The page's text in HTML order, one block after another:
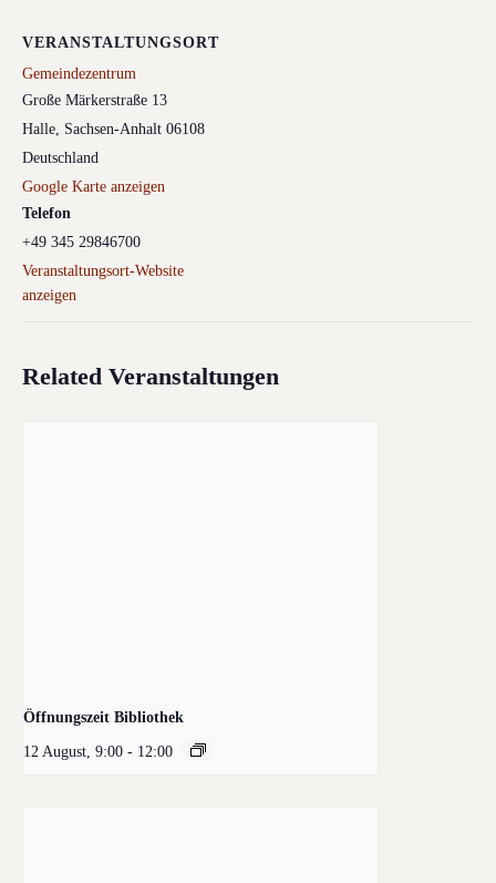
VERANSTALTUNGSORT
Gemeindezentrum
Große Märkerstraße 13
Halle, Sachsen-Anhalt 06108
Deutschland
Google Karte anzeigen
Telefon
+49 345 29846700
Veranstaltungsort-Website
anzeigen
Related Veranstaltungen
Öffnungszeit Bibliothek
12 August, 9:00 - 12:00